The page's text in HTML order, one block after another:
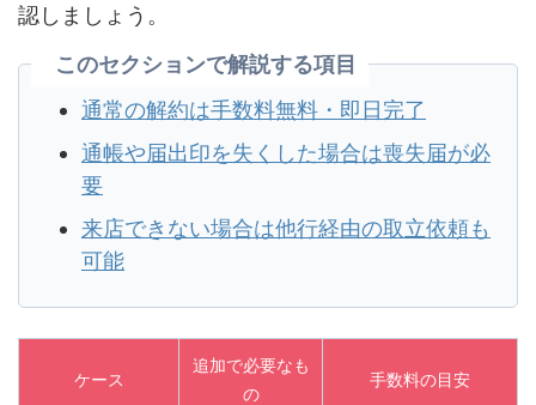
認しましょう。
このセクションで解説する項目
通常の解約は手数料無料・即日完了
通帳や届出印を失くした場合は喪失届が必
要
来店できない場合は他行経由の取立依頼も
可能
ケース
追加で必要なも
の
手数料の目安